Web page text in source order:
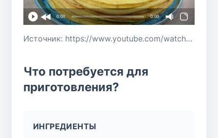
0:00 0:00
Источник: https://www.youtube.com/watch?v=BpJ3lbPZ4BQ
Что потребуется для
приготовления?
ИНГРЕДИЕНТЫ